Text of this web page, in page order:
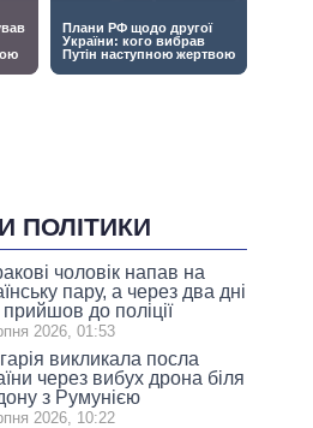
ПОЛІТИКИ
чоловік напав на
пару, а через два дні
до поліції
2026, 01:53
викликала посла
через вибух дрона біля
з Румунією
2026, 10:22